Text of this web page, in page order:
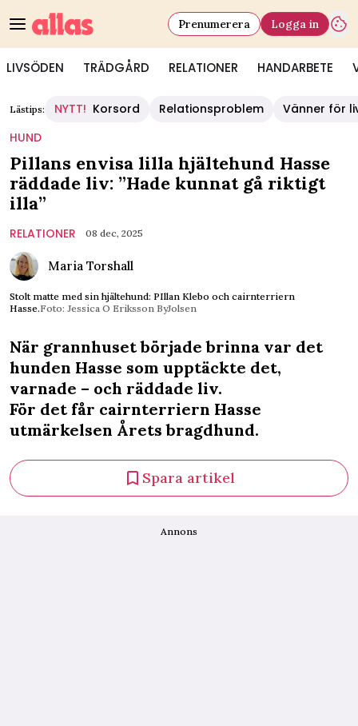
LIVSÖDEN TRÄDGÅRD RELATIONER HANDARBETE
Prenumerera Logga in
Lästips: NYTT! Korsord Relationsproblem
Vänner för
HUND
Pillans envisa lilla hjältehund Hasse
räddade liv: ”Hade kunnat gå riktigt
illa”
RELATIONER 08 dec, 2025
Maria Torshall
Stolt matte med sin hjältehund: PIllan Klebo och cairnterriern
Hasse.Foto: Jessica O Eriksson ByJolsen
När grannhuset började brinna var det
hunden Hasse som upptäckte det,
varnade – och räddade liv.
För det får cairnterriern Hasse
utmärkelsen Årets bragdhund.
Spara artikel
Annons